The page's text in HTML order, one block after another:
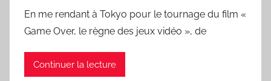
En me rendant à Tokyo pour le tournage du film «
Game Over, le règne des jeux vidéo », de
Continuer la lecture